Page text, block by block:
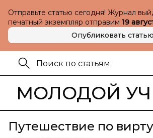
Отправьте статью сегодня! Журнал
печатный экземпляр отправим 19
Опубликовать статью
МОЛОДОЙ
Путешествие по